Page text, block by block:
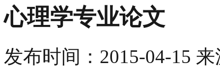
心理学专业论文
发布时间： 2015-04-15 来